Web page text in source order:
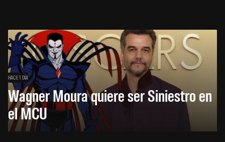
HACE 1 DÍA
Wagner Moura quiere ser Siniestro en
el MCU